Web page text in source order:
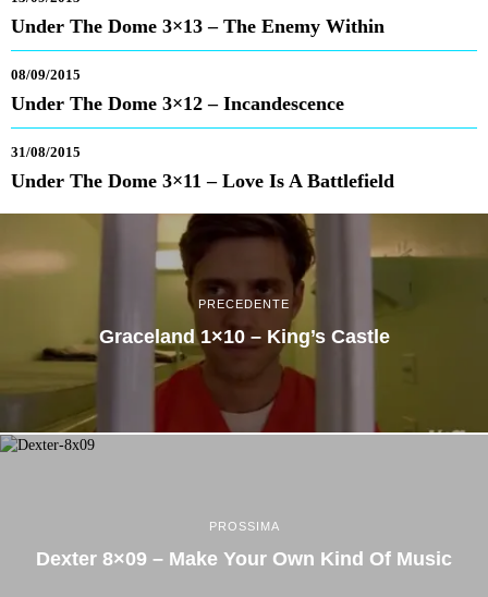
Under The Dome 3×13 – The Enemy Within
08/09/2015
Under The Dome 3×12 – Incandescence
31/08/2015
Under The Dome 3×11 – Love Is A Battlefield
PRECEDENTE
Graceland 1×10 – King’s Castle
PROSSIMA
Dexter 8×09 – Make Your Own Kind Of Music